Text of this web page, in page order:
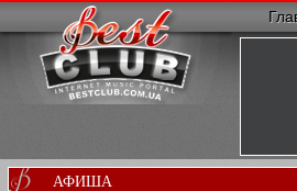
АФИША